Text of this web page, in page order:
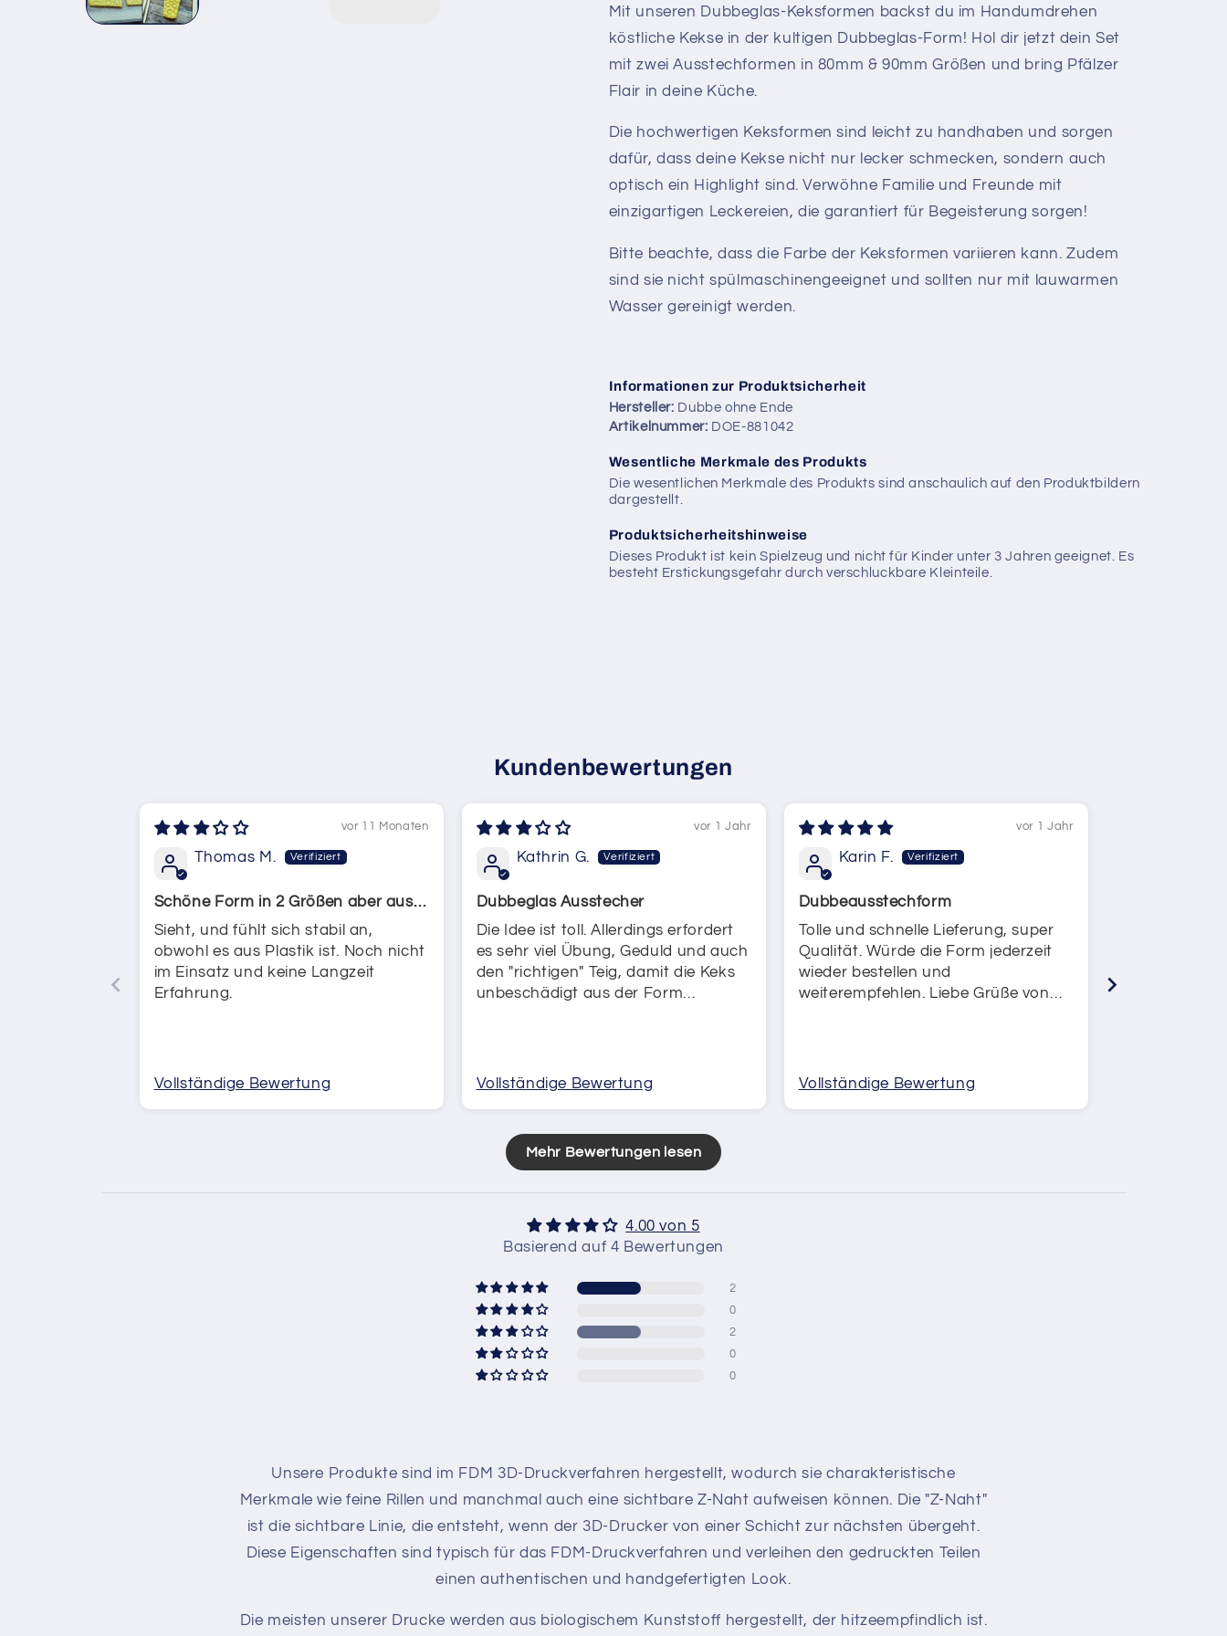
Mit unseren Dubbeglas-Keksformen backst du im Handumdrehen
köstliche Kekse in der kultigen Dubbeglas-Form! Hol dir jetzt dein Set
mit zwei Ausstechformen in 80mm & 90mm Größen und bring Pfälzer
Flair in deine Küche.
Die hochwertigen Keksformen sind leicht zu handhaben und sorgen
dafür, dass deine Kekse nicht nur lecker schmecken, sondern auch
optisch ein Highlight sind. Verwöhne Familie und Freunde mit
einzigartigen Leckereien, die garantiert für Begeisterung sorgen!
Bitte beachte, dass die Farbe der Keksformen variieren kann.Zudem
sind sie nicht spülmaschinengeeignet und sollten nur mit lauwarmen
Wasser gereinigt werden.
Informationen zur Produktsicherheit
Hersteller: Dubbe ohne Ende
Artikelnummer: DOE-881042
Wesentliche Merkmale des Produkts
Die wesentlichen Merkmale des Produkts sind anschaulich auf den Produktbildern
dargestellt.
Produktsicherheitshinweise
Dieses Produkt ist kein Spielzeug und nicht für Kinder unter 3 Jahren geeignet. Es
besteht Erstickungsgefahr durch verschluckbare Kleinteile.
Kundenbewertungen
vor 11 Monaten
Thomas M.
Schöne Form in 2 Größen aber aus
Plastik
Sieht, und fühlt sich stabil an,
obwohl es aus Plastik ist. Noch nicht
im Einsatz und keine Langzeit
Erfahrung.
Vollständige Bewertung
vor 1 Jahr
Kathrin G.
Dubbeglas Ausstecher
Die Idee ist toll. Allerdings erfordert
es sehr viel Übung, Geduld und auch
den "richtigen" Teig, damit die Keks
unbeschädigt aus der Form
Vollständige Bewertung
vor 1 Jahr
Karin F.
Dubbeausstechform
Tolle und schnelle Lieferung, super
Qualität. Würde die Form jederzeit
wieder bestellen und
weiterempfehlen. Liebe Grüße von
Vollständige Bewertung
Mehr Bewertungen lesen
4.00 von 5
Basierend auf 4 Bewertungen
2
0
2
0
0
Unsere Produkte sind im FDM 3D-Druckverfahren hergestellt, wodurch sie charakteristische
Merkmale wie feine Rillen und manchmal auch eine sichtbare Z-Naht aufweisen können. Die "Z-Naht"
ist die sichtbare Linie, die entsteht, wenn der 3D-Drucker von einer Schicht zur nächsten übergeht.
Diese Eigenschaften sind typisch für das FDM-Druckverfahren und verleihen den gedruckten Teilen
einen authentischen und handgefertigten Look.
Die meisten unserer Drucke werden aus biologischem Kunststoff hergestellt, der hitzeempfindlich ist.